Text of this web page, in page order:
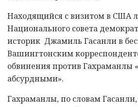
Находящийся с визитом в США
Национального совета
историк Джамиль Гасанли в
Вашингтонским
обвинения против
абсурдными».
Гахраманлы, по словам